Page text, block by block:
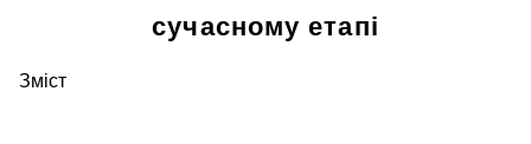
сучасному етапі
Зміст